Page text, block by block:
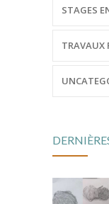
STAGES
TRAVAUX